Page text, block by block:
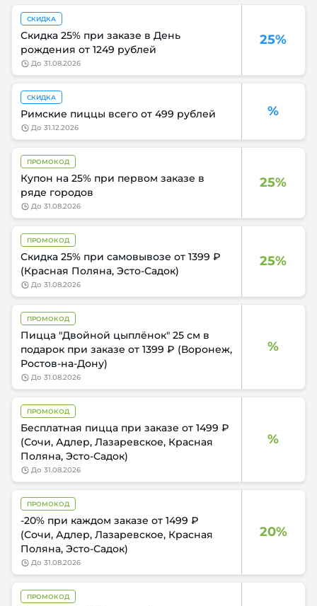
25%
СКИДКА
Скидка 25% при заказе в День
рождения от 1249 рублей
до 31.08.2026
%
СКИДКА
Римские пиццы всего от 499 рублей
до 31.12.2026
25%
ПРОМОКОД
Купон на 25% при первом заказе в
ряде городов
до 31.08.2026
25%
ПРОМОКОД
Скидка 25% при самовывозе от 1399 ₽
(Красная Поляна, Эсто-Садок)
до 31.08.2026
%
ПРОМОКОД
Пицца "Двойной цыплёнок" 25 см в
подарок при заказе от 1399 ₽ (Воронеж,
Ростов-на-Дону)
до 31.08.2026
%
ПРОМОКОД
Бесплатная пицца при заказе от 1499 ₽
(Сочи, Адлер, Лазаревское, Красная
Поляна, Эсто-Садок)
до 31.08.2026
20%
ПРОМОКОД
-20% при каждом заказе от 1499 ₽
(Сочи, Адлер, Лазаревское, Красная
Поляна, Эсто-Садок)
до 31.08.2026
ПРОМОКОД